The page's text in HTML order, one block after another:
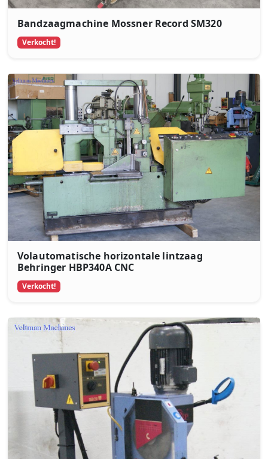
Bandzaagmachine Mossner Record SM320
Verkocht!
Volautomatische horizontale lintzaag
Behringer HBP340A CNC
Verkocht!